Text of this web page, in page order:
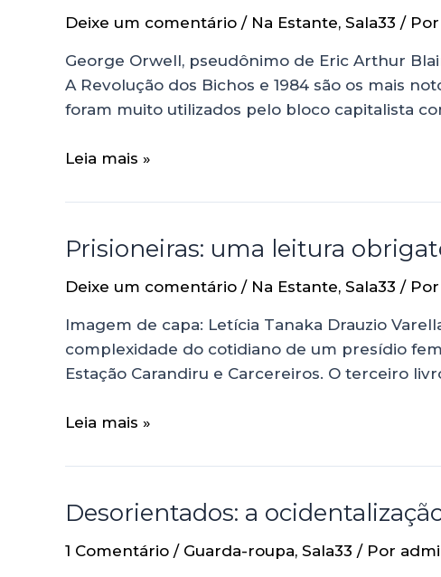
Deixe um comentário / Na Estante, Sala33 / Por
George Orwell, pseudônimo de Eric Arthur
A Revolução dos Bichos e 1984 são os mais
foram muito utilizados pelo bloco capitalista
Leia mais »
Prisioneiras: uma leitura
Deixe um comentário / Na Estante, Sala33 / Por
Imagem de capa: Letícia Tanaka Drauzio
complexidade do cotidiano de um presídio
Estação Carandiru e Carcereiros. O terceiro
Leia mais »
Desorientados: a
1 Comentário / Guarda-roupa, Sala33 / Por